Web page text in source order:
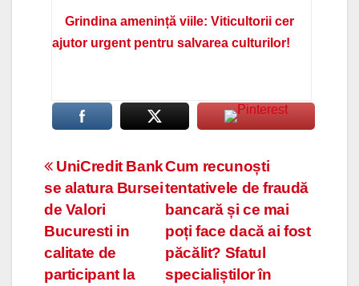
Grindina amenință viile: Viticultorii cer
ajutor urgent pentru salvarea culturilor!
Navigare
în
articole
Cum recunoști
tentativele de fraudă
bancară și ce mai
poți face dacă ai fost
păcălit? Sfatul
specialiștilor în
UniCredit Bank
se alatura Bursei
de Valori
Bucuresti in
calitate de
participant la